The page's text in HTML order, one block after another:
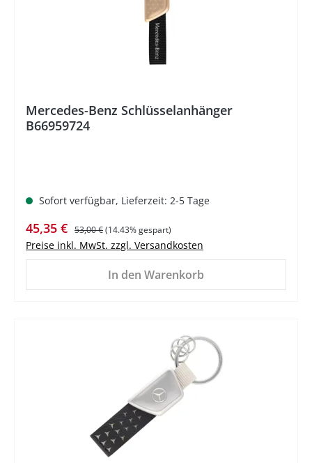
Mercedes-Benz Schlüsselanhänger
B66959724
Sofort verfügbar, Lieferzeit: 2-5 Tage
Verkaufspreis:
45,35 € Regulärer Preis:
53,00 €(14.43% gespart)
Preise inkl. MwSt. zzgl. Versandkosten
In den Warenkorb